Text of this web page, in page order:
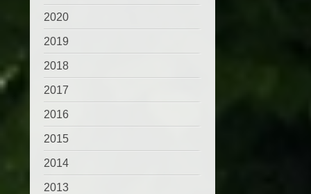
2020
2019
2018
2017
2016
2015
2014
2013